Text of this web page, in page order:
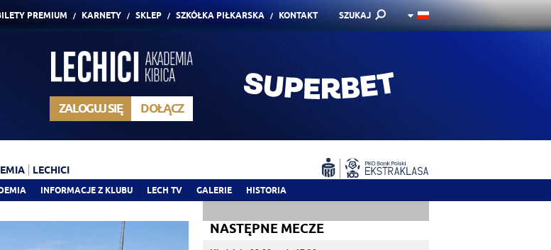
PREMIUM KARNETY SKLEP SZKÓŁKA PIŁKARSKA KONTAKT SZUKAJ
ZALOGUJ SIĘ DOŁĄCZ
INFORMACJE Z KLUBU LECH TV GALERIE HISTORIA
LECHICI
NASTĘPNE MECZE